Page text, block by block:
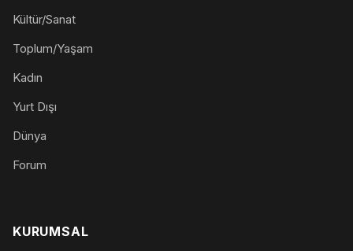
Kültür/Sanat
Toplum/Yaşam
Kadın
Yurt Dışı
Dünya
Forum
KURUMSAL